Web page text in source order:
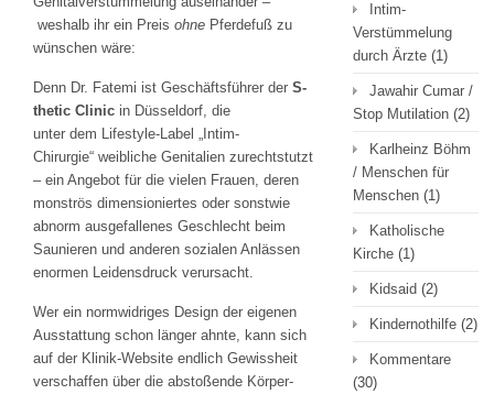
weshalb ihr ein Preis ohne Pferdefuß zu
wünschen wäre:
Denn Dr. Fatemi ist Geschäftsführer der S-
thetic Clinic in Düsseldorf, die
unter dem Lifestyle-Label „Intim-
Chirurgie“ weibliche Genitalien zurechtstutzt
– ein Angebot für die vielen Frauen, deren
monströs dimensioniertes oder sonstwie
abnorm ausgefallenes Geschlecht beim
Saunieren und anderen sozialen Anlässen
enormen Leidensdruck verursacht.
Wer ein normwidriges Design der eigenen
Ausstattung schon länger ahnte, kann sich
auf der Klinik-Website endlich Gewissheit
verschaffen über die abstoßende Körper-
Intim-
Verstümmelung
durch Ärzte (1)
Jawahir Cumar /
Stop Mutilation (2)
Karlheinz Böhm
/ Menschen für
Menschen (1)
Katholische
Kirche (1)
Kidsaid (2)
Kindernothilfe (2)
Kommentare
(30)